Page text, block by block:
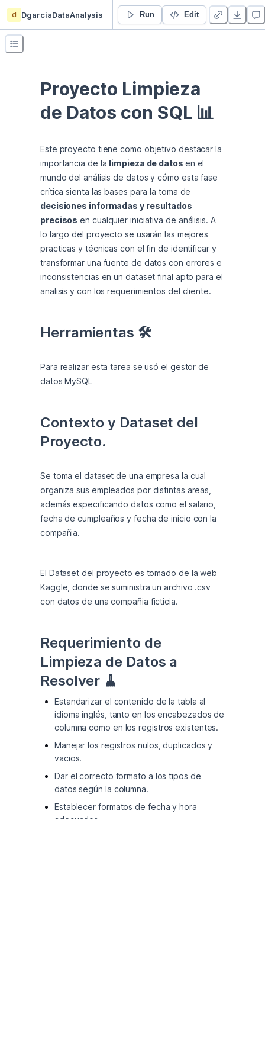
d DgarciaDataAnalysis Proyecto Limpieza de Datos Run Edit
Proyecto Limpieza
de Datos con SQL 📊
Este proyecto tiene como objetivo destacar la
importancia de la limpieza de datos en el
mundo del análisis de datos y cómo esta fase
decisiones informadas y resultados
precisos en cualquier iniciativa de análisis. A
lo largo del proyecto se usarán las mejores
practicas y técnicas con el fin de identificar y
transformar una fuente de datos con errores e
inconsistencias en un dataset final apto para el
analisis y con los requerimientos del cliente.
Herramientas 🛠️
Para realizar esta tarea se usó el gestor de
datos MySQL
Contexto y Dataset del
Proyecto.
Se toma el dataset de una empresa la cual
organiza sus empleados por distintas areas,
además especificando datos como el salario,
fecha de cumpleaños y fecha de inicio con la
compañia.
El Dataset del proyecto es tomado de la web
Kaggle, donde se suministra un archivo .csv
con datos de una compañia ficticia.
Requerimiento de
Limpieza de Datos a
Resolver 🧹
Estandarizar el contenido de la tabla al
idioma inglés, tanto en los encabezados de
columna como en los registros existentes.
Manejar los registros nulos, duplicados y
vacios.
Dar el correcto formato a los tipos de
datos según la columna.
Establecer formatos de fecha y hora
adecuados.